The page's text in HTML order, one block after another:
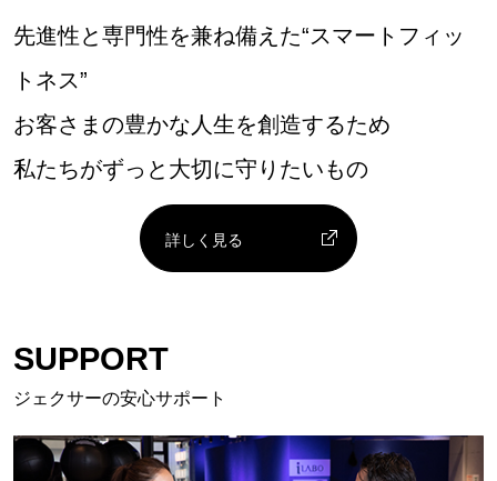
先進性と専門性を兼ね備えた“スマートフィッ
トネス”
お客さまの豊かな人生を創造するため
私たちがずっと大切に守りたいもの
詳しく見る
SUPPORT
ジェクサーの安心サポート